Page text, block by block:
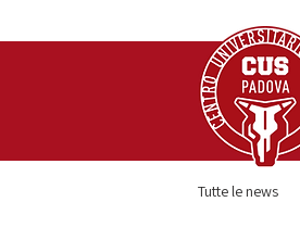
Tutte le news